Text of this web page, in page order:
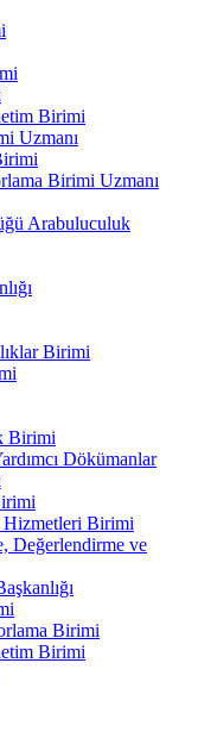
Birimi
Uzmanı
Birimi Uzmanı
Arabuluculuk
Birimi
Birimi
Dökümanlar
Hizmetleri Birimi
Değerlendirme ve
Birimi
Birimi